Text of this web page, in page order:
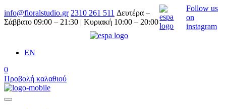
info@floralstudio.gr 2310 261 511 Δευτέρα –
Σάββατο 09:00 – 21:30 | Κυριακή 10:00 – 20:00
Follow us
on
instagram
EN
0
Προβολή καλαθιού